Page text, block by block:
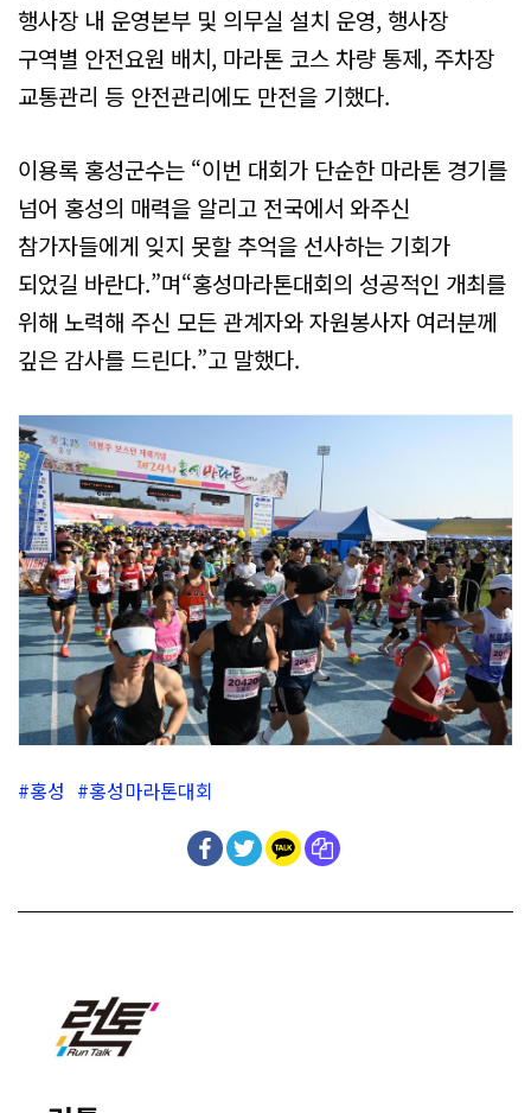
행사장 내 운영본부 및 의무실 설치 운영, 행사장
구역별 안전요원 배치, 마라톤 코스 차량 통제, 주차장
교통관리 등 안전관리에도 만전을 기했다.
이용록 홍성군수는 “이번 대회가 단순한 마라톤 경기를
넘어 홍성의 매력을 알리고 전국에서 와주신
참가자들에게 잊지 못할 추억을 선사하는 기회가
되었길 바란다.”며“홍성마라톤대회의 성공적인 개최를
위해 노력해 주신 모든 관계자와 자원봉사자 여러분께
깊은 감사를 드린다.”고 말했다.
홍성 홍성마라톤대회